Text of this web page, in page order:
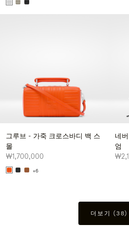
그루브 - 가죽 크로스바디 백 스
몰
₩1,700,000
+6
네
엄
더보기 (38)